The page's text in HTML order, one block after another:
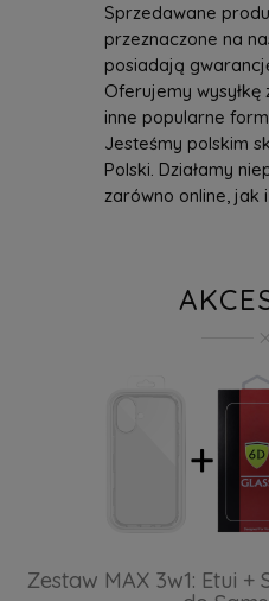
Sprzedawane
przeznaczone na
posiadają
Oferujemy
inne popularne
Jesteśmy polskim
Polski. Działamy
zarówno online, jak
Zestaw MAX 3w1: Etui